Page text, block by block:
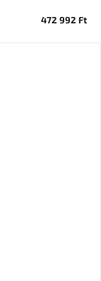
472 992 Ft